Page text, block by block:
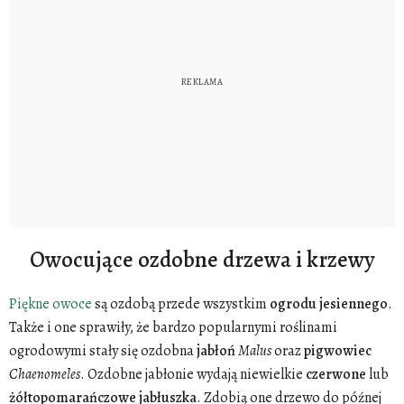
Owocujące ozdobne drzewa i krzewy
Piękne owocesą ozdobą przede wszystkim ogrodujesiennego.
Także i one sprawiły, że bardzo popularnymi roślinami
ogrodowymi stały się ozdobnajabłońMalusorazpigwowiec
Chaenomeles. Ozdobne jabłonie wydają niewielkie czerwone lub
żółtopomarańczowejabłuszka. Zdobią one drzewo do późnej